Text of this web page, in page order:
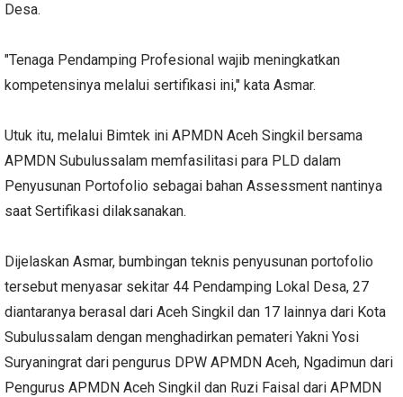
Desa.
"Tenaga Pendamping Profesional wajib meningkatkan
kompetensinya melalui sertifikasi ini," kata Asmar.
Utuk itu, melalui Bimtek ini APMDN Aceh Singkil bersama
APMDN Subulussalam memfasilitasi para PLD dalam
Penyusunan Portofolio sebagai bahan Assessment nantinya
saat Sertifikasi dilaksanakan.
Dijelaskan Asmar, bumbingan teknis penyusunan portofolio
tersebut menyasar sekitar 44 Pendamping Lokal Desa, 27
diantaranya berasal dari Aceh Singkil dan 17 lainnya dari Kota
Subulussalam dengan menghadirkan pemateri Yakni Yosi
Suryaningrat dari pengurus DPW APMDN Aceh, Ngadimun dari
Pengurus APMDN Aceh Singkil dan Ruzi Faisal dari APMDN